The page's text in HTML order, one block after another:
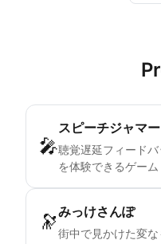
🎤
スピーチジャマ
聴覚遅延フィード
を体験できるゲーム
🔭みっけさんぽ
街中で見かけた変